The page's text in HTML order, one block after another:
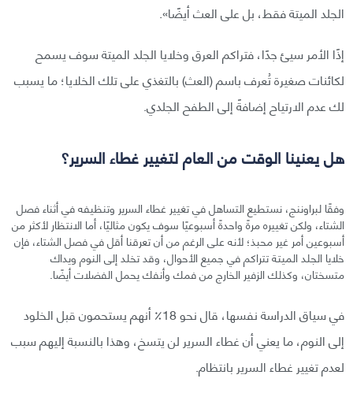
الجلد الميتة فقط، بل على العث أيضًا».
إذًا الأمر سيئ جدًا، فتراكم العرق وخلايا الجلد الميتة سوف يسمح
لكائنات صغيرة تُعرف باسم (العث) بالتغذي على تلك الخلايا؛ ما يسبب
لك عدم الارتياح إضافةً إلى الطفح الجلدي.
هل يعنينا الوقت من العام لتغيير غطاء السرير؟
وفقًا لبراوننج، نستطيع التساهل في تغيير غطاء السرير وتنظيفه في أثناء فصل
الشتاء، ولكن تغييره مرةً واحدةً أسبوعيًا سوف يكون مثاليًا، أما الانتظار لأكثر من
أسبوعين أمر غير محبذ؛ لأنه على الرغم من أن تعرقنا أقل في فصل الشتاء، فإن
خلايا الجلد الميتة تتراكم في جميع الأحوال، وقد تخلد إلى النوم ويداك
متسختان، وكذلك الزفير الخارج من فمك وأنفك يحمل الفضلات أيضًا.
في سياق الدراسة نفسها، قال نحو 18٪ أنهم يستحمون قبل الخلود
إلى النوم، ما يعني أن غطاء السرير لن يتسخ، وهذا بالنسبة إليهم سبب
لعدم تغيير غطاء السرير بانتظام.